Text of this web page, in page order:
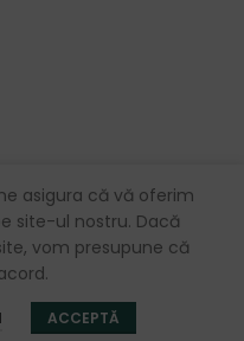
asigura că vă oferim
site-ul nostru. Dacă
vom presupune că
ACCEPTĂ
Coș